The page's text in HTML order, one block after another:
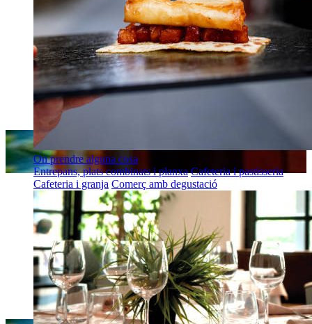
On prendre alguna cosa
Entrepans, plats combinats i planxa Cafeteria i pastisseria
Cafeteria i granja Comerç amb degustació